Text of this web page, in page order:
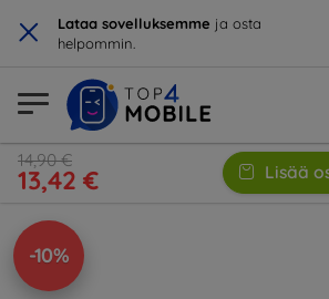
× Lataa sovelluksemme ja osta
helpommin.
14,90 €
13,42 € Lisää
-10%